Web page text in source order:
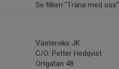
Se filken "Träna med oss"
Västerviks JK
C/O: Petter Hedqvist
Ortgatan 48